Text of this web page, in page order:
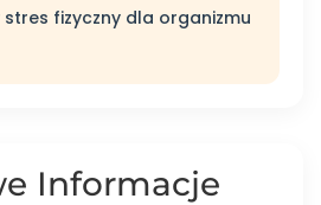
fizyczny dla organizmu
Informacje